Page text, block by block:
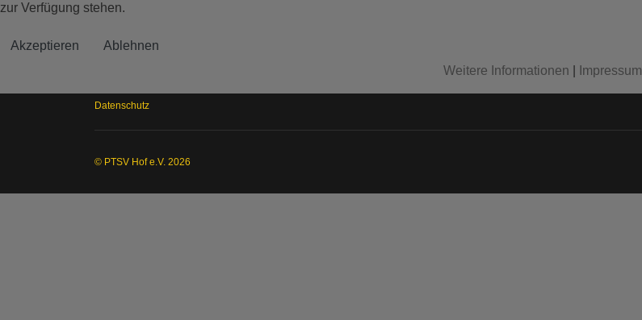
Datenschutz
© PTSV Hof e.V. 2026
zur Verfügung stehen.
Akzeptieren
Ablehnen
Weitere Informationen
Impressum